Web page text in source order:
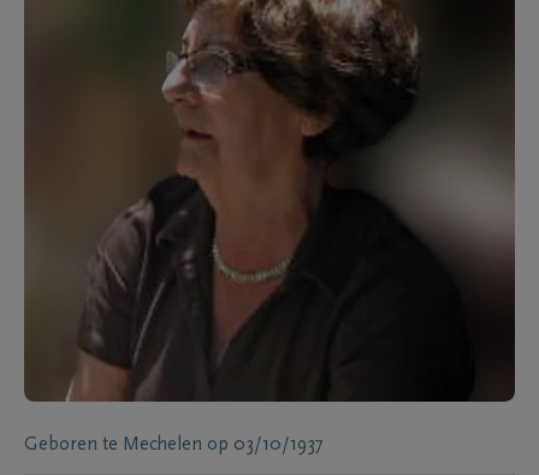
Geboren te Mechelen op 03/10/1937